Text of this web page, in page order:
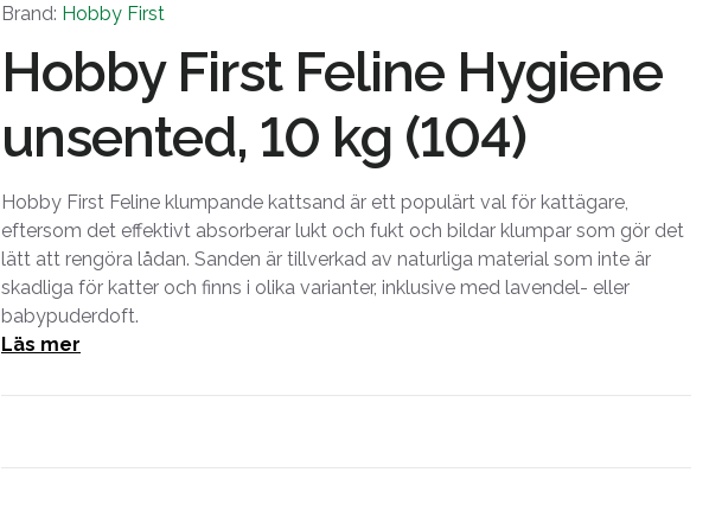
Brand: Hobby First
Hobby First Feline Hygiene
unsented, 10 kg (104)
Hobby First Feline klumpande kattsand är ett populärt val för kattägare,
eftersom det effektivt absorberar lukt och fukt och bildar klumpar som gör det
lätt att rengöra lådan. Sanden är tillverkad av naturliga material som inte är
skadliga för katter och finns i olika varianter, inklusive med lavendel- eller
babypuderdoft.
Läs mer